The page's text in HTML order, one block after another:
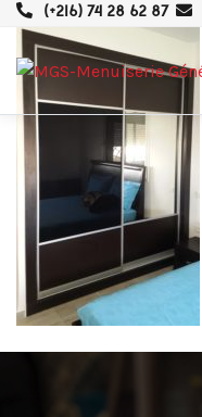
(+216) 74 28 62 87